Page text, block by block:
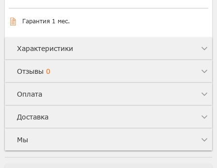
Гарантия 1 мес.
Характеристики
Отзывы 0
Оплата
Доставка
Мы